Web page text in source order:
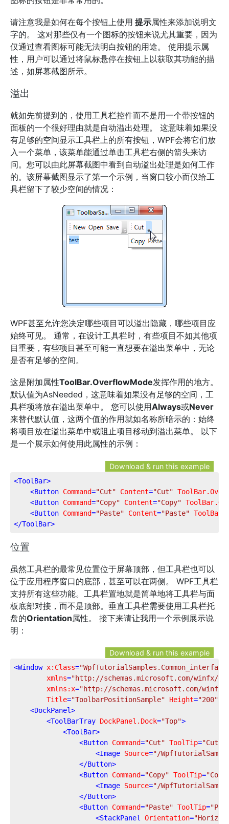
请注意我是如何在每个按钮上使用 提示属性来添加说明文
字的。 这对那些仅有一个图标的按钮来说尤其重要，因为
仅通过查看图标可能无法明白按钮的用途。 使用提示属
性，用户可以通过将鼠标悬停在按钮上以获取其功能的描
述，如屏幕截图所示。
溢出
就如先前提到的，使用工具栏控件而不是用一个带按钮的
面板的一个很好理由就是自动溢出处理。 这意味着如果没
有足够的空间显示工具栏上的所有按钮，WPF会将它们放
入一个菜单，该菜单能通过单击工具栏右侧的箭头来访
问。您可以由此屏幕截图中看到自动溢出处理是如何工作
的。该屏幕截图显示了第一个示例，当窗口较小而仅给工
具栏留下了较少空间的情况：
WPF甚至允许您决定哪些项目可以溢出隐藏，哪些项目应
始终可见。 通常，在设计工具栏时，有些项目不如其他项
目重要，有些项目甚至可能一直想要在溢出菜单中，无论
是否有足够的空间。
这是附加属性ToolBar.OverflowMode发挥作用的地方。
默认值为AsNeeded，这意味着如果没有足够的空间，工
具栏项将放在溢出菜单中。 您可以使用Always或Never
来替代默认值，这两个值的作用就如名称所暗示的：始终
将项目放在溢出菜单中或阻止项目移动到溢出菜单。 以下
是一个展示如何使用此属性的示例：
Download & run this example
<ToolBar>
<Button Command="Cut" Content="Cut"
<Button Command="Copy" Content="Copy"
<Button Command="Paste" Content="Paste"
</ToolBar>
位置
虽然工具栏的最常见位置位于屏幕顶部，但工具栏也可以
位于应用程序窗口的底部，甚至可以在两侧。 WPF工具栏
支持所有这些功能。工具栏置地就是简单地将工具栏与面
板底部对接，而不是顶部。垂直工具栏需要使用工具栏托
盘的Orientation属性。 接下来请让我用一个示例展示说
明：
Download & run this example
<Window x:Class=
xmlns="http://schemas.microsoft.com/winfx/
xmlns:x="http://schemas.microsoft.com/winfx/
Title="ToolbarPositionSample" Height="200"
<DockPanel>
<ToolBarTray DockPanel.Dock="Top">
<ToolBar>
<Button Command="Cut" ToolTip="Cut
<Image Source="/
</Button>
<Button Command="Copy" ToolTip=
<Image Source="/
</Button>
<Button Command="Paste" ToolTip=
<StackPanel Orientation=